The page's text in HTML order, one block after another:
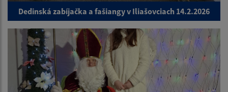
Dedinská zabíjačka a fašiangy v Iliašovciach 14.2.2026